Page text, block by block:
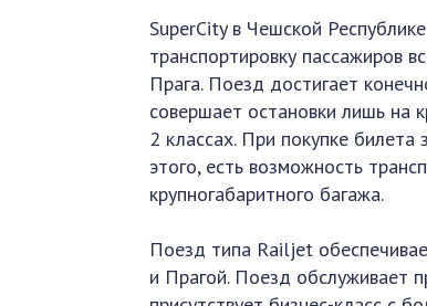
SuperCity в Чешской
транспортировку
Прага. Поезд достигает
совершает остановки лишь на
2 классах. При покупке
этого, есть возможность
крупногабаритного багажа.
Поезд типа Railjet
и Прагой. Поезд обслуживает